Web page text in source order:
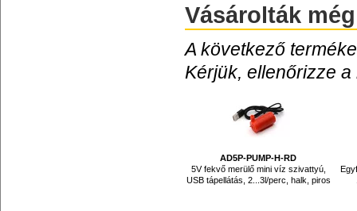
Vásárolták még
A következő
Kérjük, ellenőrizze
AD5P-PUMP-H-RD
5V fekvő merülő mini víz szivattyú,
USB tápellátás, 2...3l/perc, halk, piros